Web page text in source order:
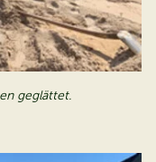
geglättet.